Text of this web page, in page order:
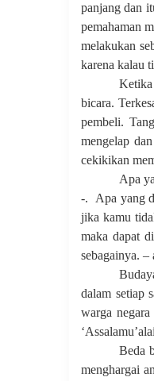
panjang dan
pemahaman
melakukan
karena kalau
Ketika
bicara.
pembeli.
mengelap
cekikikan
Apa
-.
Apa yang
jika kamu
maka dapat
sebagainya.
dalam setiap
warga
Beda
menghargai